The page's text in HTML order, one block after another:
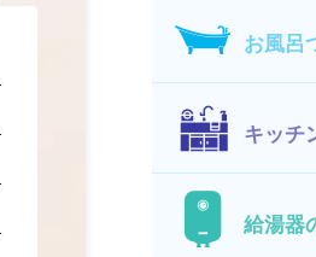
お風呂
キッチ
給湯器